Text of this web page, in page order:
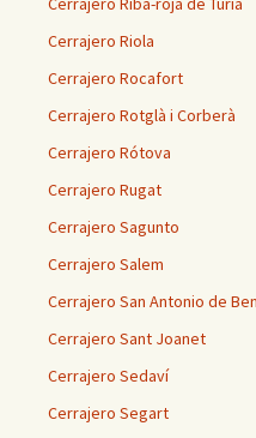
Cerrajero Riola
Cerrajero Rocafort
Cerrajero Rotglà i Corberà
Cerrajero Rótova
Cerrajero Rugat
Cerrajero Sagunto
Cerrajero Salem
Cerrajero San Antonio de
Cerrajero Sant Joanet
Cerrajero Sedaví
Cerrajero Segart